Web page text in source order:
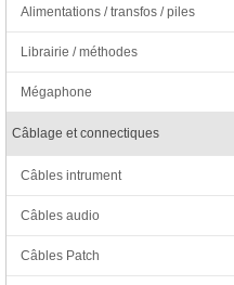
Alimentations / transfos / piles
Librairie / méthodes
Mégaphone
Câblage et connectiques
Câbles intrument
Câbles audio
Câbles Patch